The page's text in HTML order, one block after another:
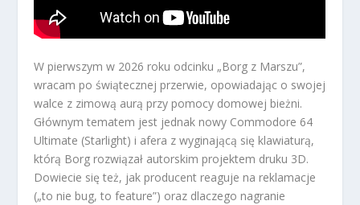
W pierwszym w 2026 roku odcinku „Borg z Marszu”,
wracam po świątecznej przerwie, opowiadając o swojej
walce z zimową aurą przy pomocy domowej bieżni.
Głównym tematem jest jednak nowy Commodore 64
Ultimate (Starlight) i afera z wyginającą się klawiaturą,
którą Borg rozwiązał autorskim projektem druku 3D.
Dowiecie się też, jak producent reaguje na reklamacje
(„to nie bug, to feature”) oraz dlaczego nagranie